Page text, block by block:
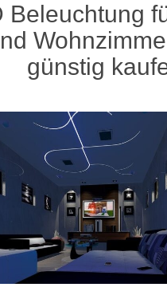
Beleuchtung
günstig